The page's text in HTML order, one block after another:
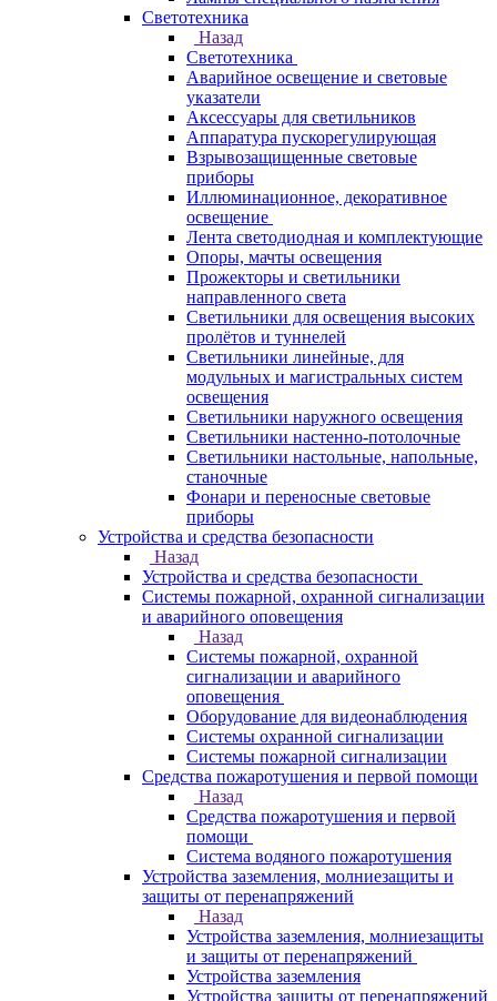
Светотехника
Назад
Светотехника
Аварийное освещение и световые
указатели
Аксессуары для светильников
Аппаратура пускорегулирующая
Взрывозащищенные световые
приборы
Иллюминационное, декоративное
освещение
Лента светодиодная и комплектующие
Опоры, мачты освещения
Прожекторы и светильники
направленного света
Светильники для освещения высоких
пролётов и туннелей
Светильники линейные, для
модульных и магистральных систем
освещения
Светильники наружного освещения
Светильники настенно-потолочные
Светильники настольные, напольные,
станочные
Фонари и переносные световые
приборы
Устройства и средства безопасности
Назад
Устройства и средства безопасности
Системы пожарной, охранной сигнализации
и аварийного оповещения
Назад
Системы пожарной, охранной
сигнализации и аварийного
оповещения
Оборудование для видеонаблюдения
Системы охранной сигнализации
Системы пожарной сигнализации
Средства пожаротушения и первой помощи
Назад
Средства пожаротушения и первой
помощи
Система водяного пожаротушения
Устройства заземления, молниезащиты и
защиты от перенапряжений
Назад
Устройства заземления, молниезащиты
и защиты от перенапряжений
Устройства заземления
Устройства защиты от перенапряжений